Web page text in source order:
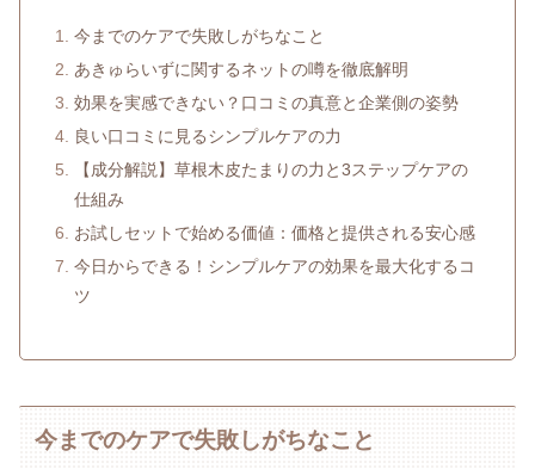
今までのケアで失敗しがちなこと
あきゅらいずに関するネットの噂を徹底解明
効果を実感できない？口コミの真意と企業側の姿勢
良い口コミに見るシンプルケアの力
【成分解説】草根木皮たまりの力と3ステップケアの
仕組み
お試しセットで始める価値：価格と提供される安心感
今日からできる！シンプルケアの効果を最大化するコ
ツ
今までのケアで失敗しがちなこと